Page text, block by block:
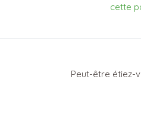
cette
Peut-être étiez-